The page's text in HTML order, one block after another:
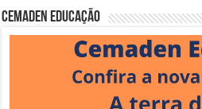
Cemaden Educação